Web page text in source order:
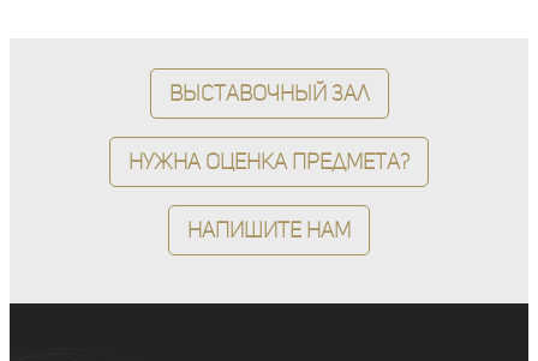
Выставочный зал
Нужна оценка предмета?
Напишите нам